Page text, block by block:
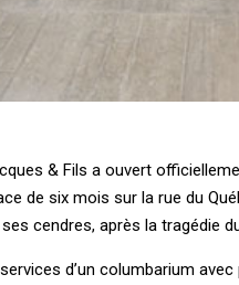
& Fils a ouvert
de six mois sur la rue du
cendres, après la tragédie
d’un columbarium